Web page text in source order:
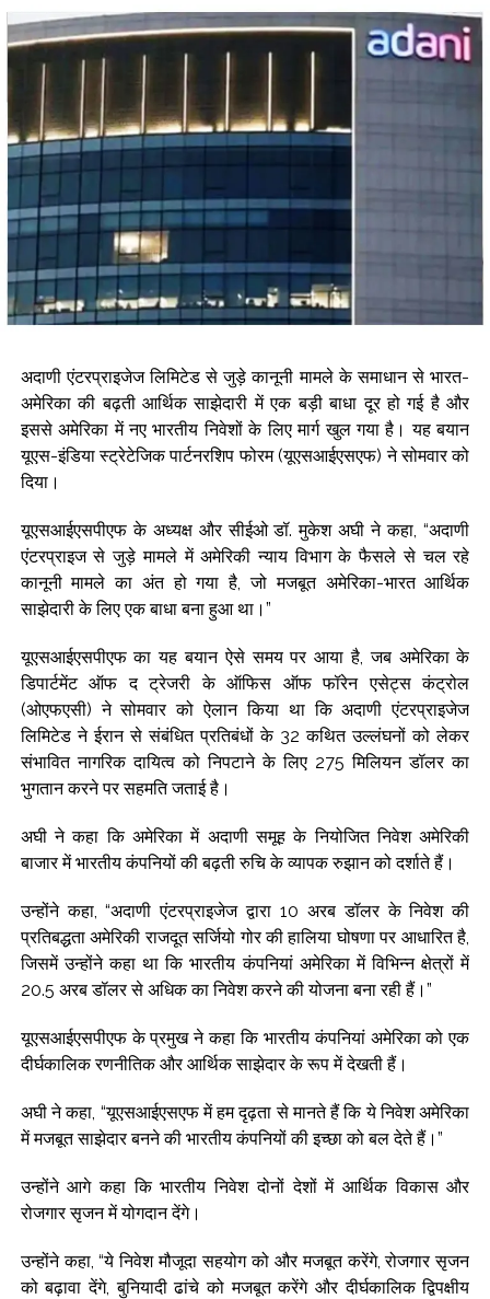
मैच से पहले कैसे वजन को नियंत्रित रखते हैं मुक्केबाज? प्रीति पवार ने समझाई
पूरी प्रकिया ...
सोने में बड़ी तेजी, वायदा में दाम 1.49 लाख के पार ...
मेटा के एआई मॉडल ने साइबर सिक्योरिटी टेस्ट के दौरान बाहरी सिस्टम को किया
सुषमा स्वराज की पुण्यतिथि पर बंसुरी स्वराज ने लिखा, “समय आगे बढ़ता रहता है
पर कुछ खालीपन कभी नहीं भरता” ...
अदाणी एंटरप्राइजेज लिमिटेड से जुड़े कानूनी मामले के समाधान से भारत-
अमेरिका की बढ़ती आर्थिक साझेदारी में एक बड़ी बाधा दूर हो गई है और
इससे अमेरिका में नए भारतीय निवेशों के लिए मार्ग खुल गया है। यह बयान
यूएस-इंडिया स्ट्रेटेजिक पार्टनरशिप फोरम (यूएसआईएसएफ) ने सोमवार को
दिया।
यूएसआईएसपीएफ के अध्यक्ष और सीईओ डॉ. मुकेश अघी ने कहा, “अदाणी
एंटरप्राइज से जुड़े मामले में अमेरिकी न्याय विभाग के फैसले से चल रहे
कानूनी मामले का अंत हो गया है, जो मजबूत अमेरिका-भारत आर्थिक
साझेदारी के लिए एक बाधा बना हुआ था।”
यूएसआईएसपीएफ का यह बयान ऐसे समय पर आया है, जब अमेरिका के
डिपार्टमेंट ऑफ द ट्रेजरी के ऑफिस ऑफ फॉरेन एसेट्स कंट्रोल
(ओएफएसी) ने सोमवार को ऐलान किया था कि अदाणी एंटरप्राइजेज
लिमिटेड ने ईरान से संबंधित प्रतिबंधों के 32 कथित उल्लंघनों को लेकर
संभावित नागरिक दायित्व को निपटाने के लिए 275 मिलियन डॉलर का
भुगतान करने पर सहमति जताई है।
अघी ने कहा कि अमेरिका में अदाणी समूह के नियोजित निवेश अमेरिकी
बाजार में भारतीय कंपनियों की बढ़ती रुचि के व्यापक रुझान को दर्शाते हैं।
उन्होंने कहा, “अदाणी एंटरप्राइजेज द्वारा 10 अरब डॉलर के निवेश की
प्रतिबद्धता अमेरिकी राजदूत सर्जियो गोर की हालिया घोषणा पर आधारित है,
जिसमें उन्होंने कहा था कि भारतीय कंपनियां अमेरिका में विभिन्न क्षेत्रों में
20.5 अरब डॉलर से अधिक का निवेश करने की योजना बना रही हैं।”
यूएसआईएसपीएफ के प्रमुख ने कहा कि भारतीय कंपनियां अमेरिका को एक
दीर्घकालिक रणनीतिक और आर्थिक साझेदार के रूप में देखती हैं।
अघी ने कहा, “यूएसआईएसएफ में हम दृढ़ता से मानते हैं कि ये निवेश अमेरिका
में मजबूत साझेदार बनने की भारतीय कंपनियों की इच्छा को बल देते हैं।”
उन्होंने आगे कहा कि भारतीय निवेश दोनों देशों में आर्थिक विकास और
रोजगार सृजन में योगदान देंगे।
उन्होंने कहा, “ये निवेश मौजूदा सहयोग को और मजबूत करेंगे, रोजगार सृजन
को बढ़ावा देंगे, बुनियादी ढांचे को मजबूत करेंगे और दीर्घकालिक द्विपक्षीय